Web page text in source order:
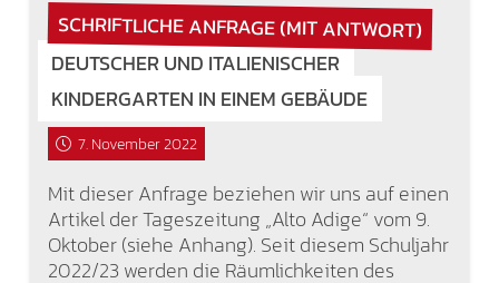
SCHRIFTLICHE ANFRAGE (MIT ANTWORT)
DEUTSCHER UND ITALIENISCHER
KINDERGARTEN IN EINEM GEBÄUDE
7. November 2022
Mit dieser Anfrage beziehen wir uns auf einen
Artikel der Tageszeitung „Alto Adige“ vom 9.
Oktober (siehe Anhang). Seit diesem Schuljahr
2022/23 werden die Räumlichkeiten des